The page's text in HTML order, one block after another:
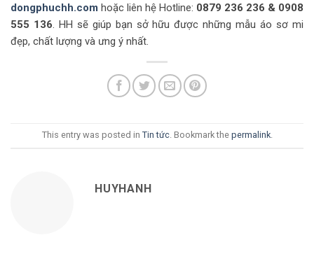
dongphuchh.com hoặc liên hệ Hotline: 0879 236 236 & 0908
555 136. HH sẽ giúp bạn sở hữu được những mẫu áo sơ mi
đẹp, chất lượng và ưng ý nhất.
This entry was posted in Tin tức. Bookmark the permalink.
HUYHANH